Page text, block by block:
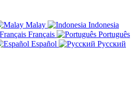
Malay
Indonesia
Français
Português
Español Русский